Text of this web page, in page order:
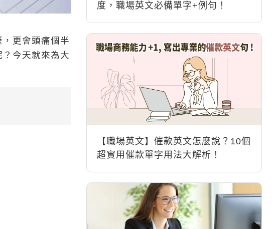
更會頭痛個半
今天就來為大
度，職場英文必備單字+例句！
【職場英文】催款英文怎麼說？10個
超實用催款單字用法大解析！